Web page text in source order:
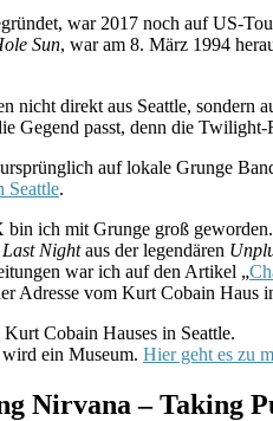
war 2017 noch auf US-
Sun, war am 8. März 1994
nicht direkt aus Seattle,
Gegend passt, denn die
auf lokale Grunge
Seattle.
ich mit Grunge groß
Last Nightaus der legendären
war ich auf den Artikel „
Adresse vom Kurt Cobain Haus
Cobain Hauses in Seattle.
ein Museum. Hier geht es zu
Nirvana – Taking